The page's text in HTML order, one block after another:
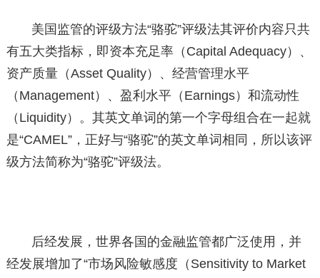
美国监管的评级方法“骆驼”评级法其评价内容只共
有五大类指标，即资本充足率（Capital Adequacy）、
资产质量（Asset Quality）、经营管理水平
（Management）、盈利水平（Earnings）和流动性
（Liquidity）。其英文单词的第一个字母组合在一起就
是“CAMEL”，正好与“骆驼”的英文单词相同，所以该评
级方法简称为“骆驼”评级法。
后经发展，世界各国的金融监管都广泛使用，并
经发展增加了“市场风险敏感度（Sensitivity to Market